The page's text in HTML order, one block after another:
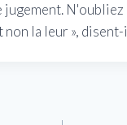
N'oubliez
la leur »,